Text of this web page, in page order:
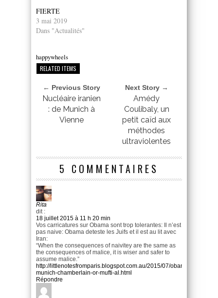
FIERTE
3 mai 2019
Dans "Actualités"
happywheels
RELATED ITEMS
← Previous Story
Nucléaire iranien
: de Munich à
Vienne
Next Story →
Amédy
Coulibaly, un
petit caïd aux
méthodes
ultraviolentes
5 COMMENTAIRES
Rita
dit :
18 juillet 2015 à 11 h 20 min
Vos carricatures sur Obama sont trop tolerantes: Il n’est
pas naive: Obama deteste les Juifs et il est au lit avec
Iran:
“When the consequences of naivitey are the same as
the consequences of malice, it is wiser and safer to
assume malice.”
http://littlenotesfromparis.blogspot.com.au/2015/07/obamas-
munich-chamberlain-or-mufti-al.html
Répondre